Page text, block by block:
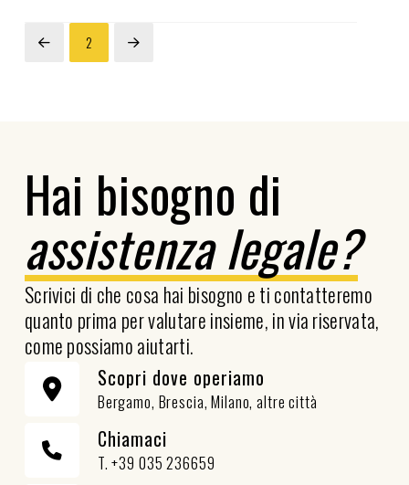
Prev 2 Next
Hai bisogno di
assistenza legale?
Scrivici di che cosa hai bisogno e ti contatteremo
quanto prima per valutare insieme, in via riservata,
come possiamo aiutarti.
Scopri dove operiamo
Bergamo, Brescia, Milano, altre città
Chiamaci
T. +39 035 236659